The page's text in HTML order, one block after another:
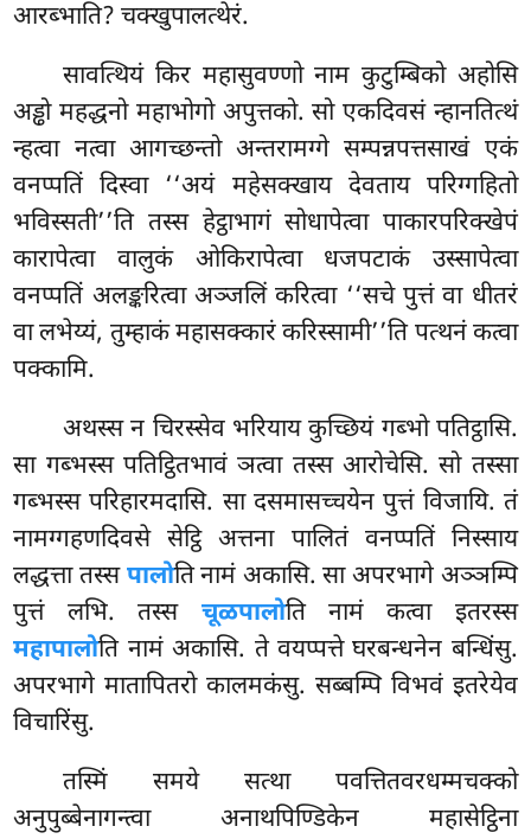
आरब्भाति? चक्खुपालत्थेरं.
सावत्थियं किर महासुवण्णो नाम कुटुम्बिको अहोसि
अड्ढो महद्धनो महाभोगो अपुत्तको. सो एकदिवसं न्हानतित्थं
न्हत्वा नत्वा आगच्छन्तो अन्तरामग्गे सम्पन्नपत्तसाखं एकं
वनप्पतिं दिस्वा ‘‘अयं महेसक्खाय देवताय परिग्गहितो
भविस्सती’’ति तस्स हेट्ठाभागं सोधापेत्वा पाकारपरिक्खेपं
कारापेत्वा वालुकं ओकिरापेत्वा धजपटाकं उस्सापेत्वा
वनप्पतिं अलङ्करित्वा अञ्जलिं करित्वा ‘‘सचे पुत्तं वा धीतरं
वा लभेय्यं, तुम्हाकं महासक्कारं करिस्सामी’’ति पत्थनं कत्वा
पक्कामि.
अथस्स न चिरस्सेव भरियाय कुच्छियं गब्भो पतिट्ठासि.
सा गब्भस्स पतिट्ठितभावं ञत्वा तस्स आरोचेसि. सो तस्सा
गब्भस्स परिहारमदासि. सा दसमासच्चयेन पुत्तं विजायि. तं
नामग्गहणदिवसेसेट्ठि अत्तना पालितं वनप्पतिं निस्साय
लद्धत्ता तस्सपालोति नामं अकासि. सा अपरभागे अञ्ञम्पि
पुत्तं लभि. तस्स चूळपालोति नामं कत्वा इतरस्स
महापालोति नामं अकासि. ते वयप्पत्ते घरबन्धनेन बन्धिंसु.
अपरभागे मातापितरो कालमकंसु. सब्बम्पि विभवं इतरेयेव
विचारिंसु.
तस्मिं समये सत्था पवत्तितवरधम्मचक्को
अनुपुब्बेनागन्त्वा अनाथपिण्डिकेन महासेट्ठिना